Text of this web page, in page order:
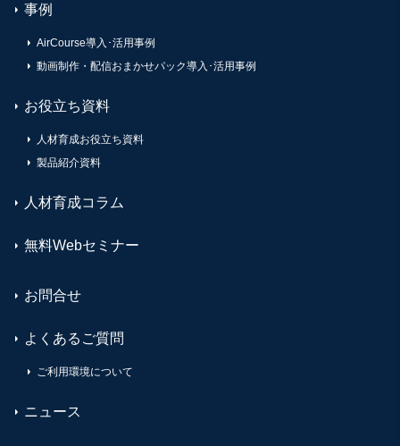
事例
AirCourse導入･活用事例
動画制作・配信おまかせパック導入･活用事例
お役立ち資料
人材育成お役立ち資料
製品紹介資料
人材育成コラム
無料Webセミナー
お問合せ
よくあるご質問
ご利用環境について
ニュース